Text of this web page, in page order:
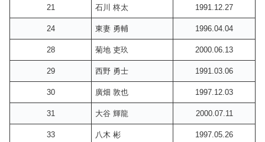
21 石川 柊太 1991.12.27
24 東妻 勇輔 1996.04.04
28 菊地 吏玖 2000.06.13
29 西野 勇士 1991.03.06
30 廣畑 敦也 1997.12.03
31 大谷 輝龍 2000.07.11
33 八木 彬 1997.05.26